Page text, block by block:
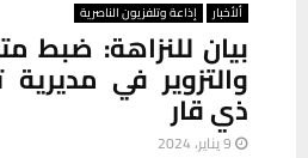
ألأخبار إذاعة وتلفزيون الناصرية
بيان للنزاهة: ضبط
والتزوير في
ذي قار
9 يناير، 2024